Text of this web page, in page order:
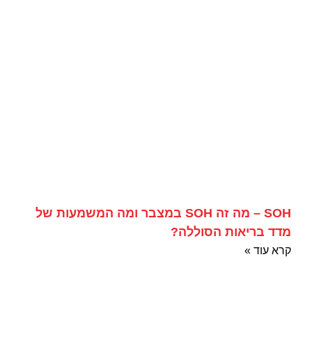
SOH – מה זה SOH במצבר ומה המשמעות של
מדד בריאות הסוללה?
קרא עוד »